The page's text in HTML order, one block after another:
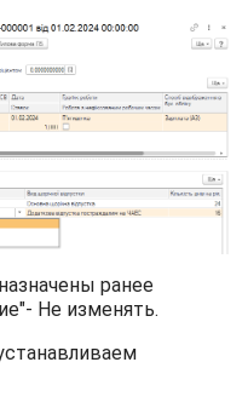
ранее
Не изменять.